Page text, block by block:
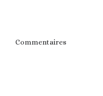
Commentaires